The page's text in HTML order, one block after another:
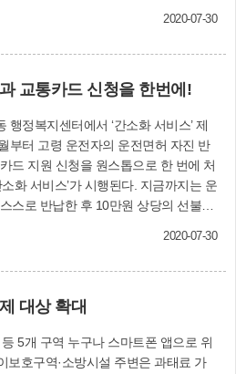
원, 3for1통합지원센터 ▶일자리부문
부문 사상구정신건강복지센터, 중독관
와 손잡고 공동 추진하기로 뜻을 모으
26일 업무 협약도 체결했다. 이 밖에
물류와 ㈜신한스틸 등 기업체가 올해
백년회원’으로 신규 가입하면서 취약계
지속적인 후원을 약속했으며, 물품 기
해 집수리, 재능 기부 등 어려운 이웃들
체, 자영업자도 늘어나고 있다. 한편
열릴 ‘통합사례관리 사업성과 공유대
종합, 혼성) 4종목에서 은메달 2개와
나19 장기화로 힘든 상황에서도 국가대
목표로 훈련에 매진한 결과, 좋은 성과
”며 “앞으로도 구민들의 크나큰 관심
답하기 위해 더욱 노력하겠다”고 말했
모두 8차례 출전해 금메달 2개, 은메달 3
2020-07-30
교통카드 신청을 한번에!
행정복지센터에서 ‘간소화 서비스’ 제
드 지원 신청을 원스톱으로 한 번에 처
서비스’가 시행된다. 지금까지는 운
스로 반납한 후 10만원 상당의 선불교
처리할 수 있는 간소화 서비스 시스
전면허 자진반납 간소화 서비스’를 이용
세 이상 고령운전자(부산의 경우
2020-07-30
대상 확대
마트폰 앱으로 위
보호구역·소방시설 주변은 과태료 가